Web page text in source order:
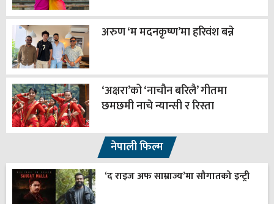
अरुण ‘म मदनकृष्ण’मा हरिवंश बन्ने
‘अक्षरा’को ‘नाचौन बरिलै’ गीतमा
छमछमी नाचे न्यान्सी र रिस्ता
नेपाली फिल्म
‘द राइज अफ साम्राज्य’मा सौगातको इन्ट्री